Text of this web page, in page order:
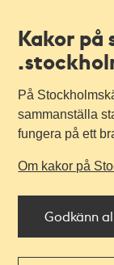
Kakor på
På
sammanställa
fungera på ett
Om kakor på
Godkänn